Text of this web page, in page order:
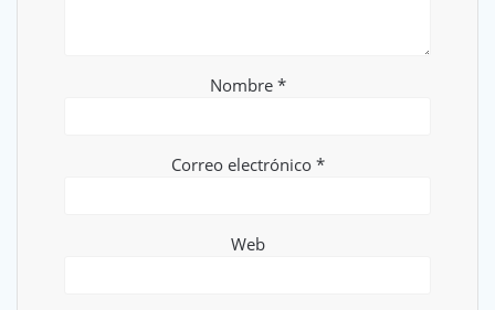
Nombre *
Correo electrónico *
Web